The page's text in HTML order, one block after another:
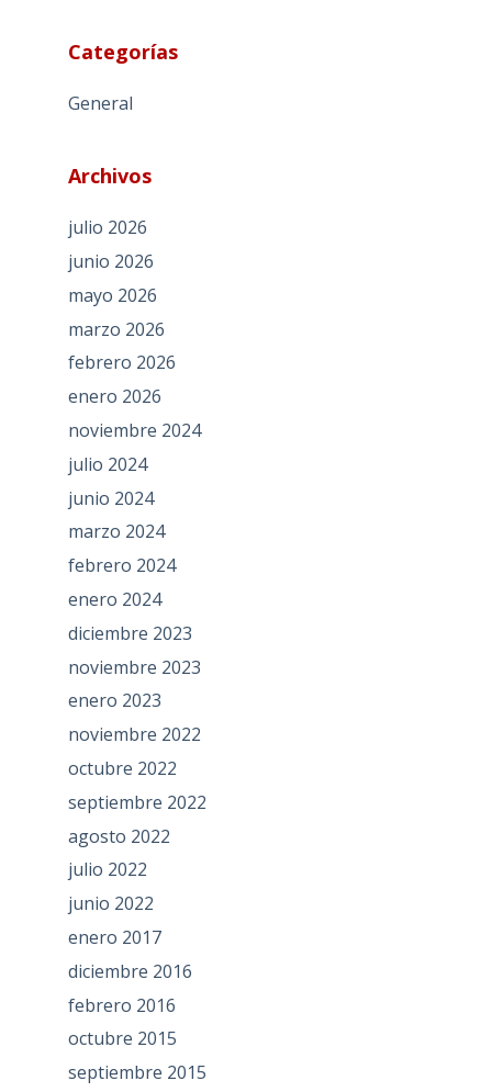
Categorías
General
Archivos
julio 2026
junio 2026
mayo 2026
marzo 2026
febrero 2026
enero 2026
noviembre 2024
julio 2024
junio 2024
marzo 2024
febrero 2024
enero 2024
diciembre 2023
noviembre 2023
enero 2023
noviembre 2022
octubre 2022
septiembre 2022
agosto 2022
julio 2022
junio 2022
enero 2017
diciembre 2016
febrero 2016
octubre 2015
septiembre 2015